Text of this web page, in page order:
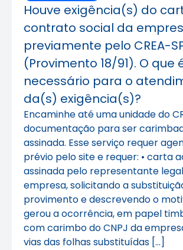
Houve exigência(s) do
contrato social da
previamente pelo CREA-
(Provimento 18/91). O que
necessário para o
da(s) exigência(s)?
Encaminhe até uma unidade do
documentação para ser
assinada. Esse serviço requer
prévio pelo site e requer: • carta
assinada pelo representante
empresa, solicitando a
provimento e descrevendo o
gerou a ocorrência, em papel
com carimbo do CNPJ da
vias das folhas substituídas […]